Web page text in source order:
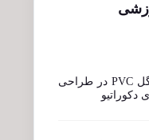
کاربرد گل PVC در طراحی
دکوراتیو